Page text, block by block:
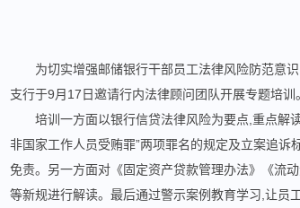
为切实增强邮储银行干部员工法律风险防范意
支行于9月17日邀请行内法律顾问团队开展专题培训。
培训一方面以银行信贷法律风险为要点,重点解
非国家工作人员受贿罪”两项罪名的规定及立案追
免责。另一方面对《固定资产贷款管理办法》《流
等新规进行解读。最后通过警示案例教育学习,让员